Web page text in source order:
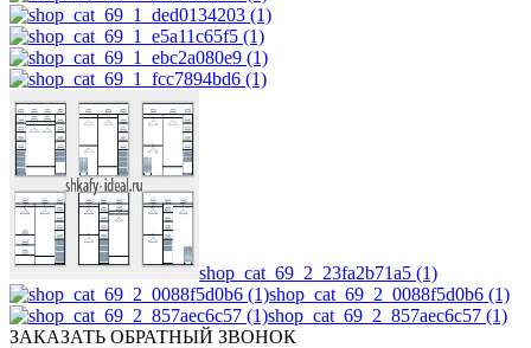
shop_cat_69_2_23fa2b71a5 (1)
shop_cat_69_2_0088f5d0b6 (1)
shop_cat_69_2_857aec6c57 (1)
ЗАКАЗАТЬ ОБРАТНЫЙ ЗВОНОК